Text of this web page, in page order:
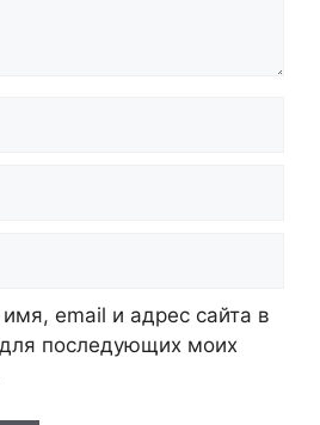
email и адрес сайта в
последующих моих